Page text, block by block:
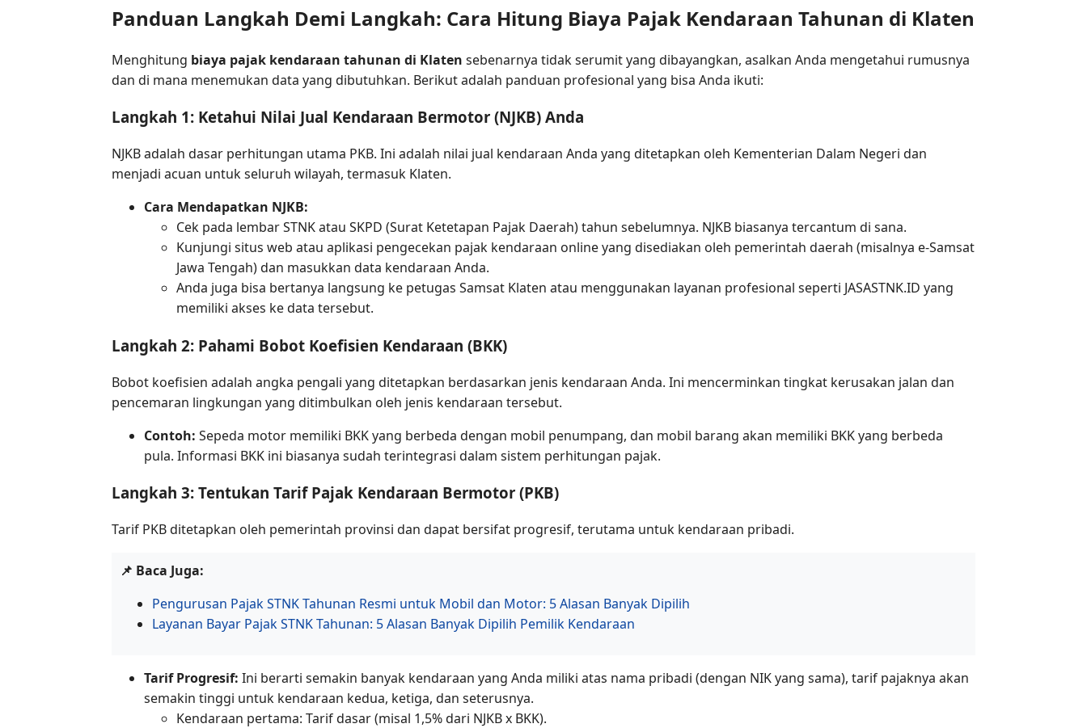
Panduan Langkah Demi Langkah: Cara Hitung Biaya Pajak Kendaraan Tahunan di Klaten
Menghitung biaya pajak kendaraan tahunan di Klaten sebenarnya tidak serumit yang dibayangkan, asalkan Anda mengetahui rumusnya
dan di mana menemukan data yang dibutuhkan. Berikut adalah panduan profesional yang bisa Anda ikuti:
Langkah 1: Ketahui Nilai Jual Kendaraan Bermotor (NJKB) Anda
NJKB adalah dasar perhitungan utama PKB. Ini adalah nilai jual kendaraan Anda yang ditetapkan oleh Kementerian Dalam Negeri dan
menjadi acuan untuk seluruh wilayah, termasuk Klaten.
Cara Mendapatkan NJKB:
Cek pada lembar STNK atau SKPD (Surat Ketetapan Pajak Daerah) tahun sebelumnya. NJKB biasanya tercantum di sana.
Kunjungi situs web atau aplikasi pengecekan pajak kendaraan online yang disediakan oleh pemerintah daerah (misalnya e-Samsat
Jawa Tengah) dan masukkan data kendaraan Anda.
Anda juga bisa bertanya langsung ke petugas Samsat Klaten atau menggunakan layanan profesional seperti JASASTNK.ID yang
memiliki akses ke data tersebut.
Langkah 2: Pahami Bobot Koefisien Kendaraan (BKK)
Bobot koefisien adalah angka pengali yang ditetapkan berdasarkan jenis kendaraan Anda. Ini mencerminkan tingkat kerusakan jalan dan
pencemaran lingkungan yang ditimbulkan oleh jenis kendaraan tersebut.
Contoh: Sepeda motor memiliki BKK yang berbeda dengan mobil penumpang, dan mobil barang akan memiliki BKK yang berbeda
pula. Informasi BKK ini biasanya sudah terintegrasi dalam sistem perhitungan pajak.
Langkah 3: Tentukan Tarif Pajak Kendaraan Bermotor (PKB)
Tarif PKB ditetapkan oleh pemerintah provinsi dan dapat bersifat progresif, terutama untuk kendaraan pribadi.
📌 Baca Juga:
Pengurusan Pajak STNK Tahunan Resmi untuk Mobil dan Motor: 5 Alasan Banyak Dipilih
Layanan Bayar Pajak STNK Tahunan: 5 Alasan Banyak Dipilih Pemilik Kendaraan
Tarif Progresif: Ini berarti semakin banyak kendaraan yang Anda miliki atas nama pribadi (dengan NIK yang sama), tarif pajaknya akan
semakin tinggi untuk kendaraan kedua, ketiga, dan seterusnya.
Kendaraan pertama: Tarif dasar (misal 1,5% dari NJKB x BKK).